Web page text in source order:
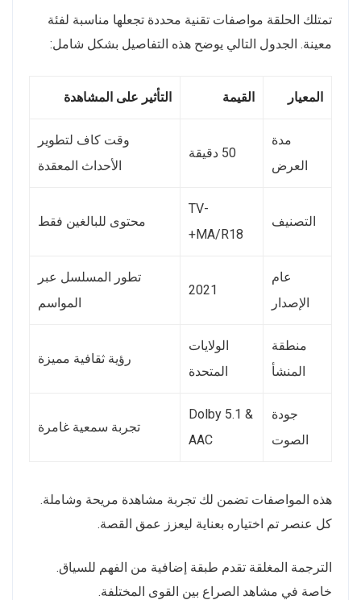
تمتلك الحلقة مواصفات تقنية محددة تجعلها مناسبة لفئة
معينة. الجدول التالي يوضح هذه التفاصيل بشكل شامل:
المعيار القيمة التأثير على المشاهدة
مدة
العرض
50 دقيقة
وقت كاف لتطوير
الأحداث المعقدة
التصنيف
TV-
MA/R18+
محتوى للبالغين فقط
عام
الإصدار
2021
تطور المسلسل عبر
المواسم
منطقة
المنشأ
الولايات
المتحدة
رؤية ثقافية مميزة
جودة
الصوت
Dolby 5.1 &
AAC
تجربة سمعية غامرة
هذه المواصفات تضمن لك تجربة مشاهدة مريحة وشاملة.
كل عنصر تم اختياره بعناية ليعزز عمق القصة.
الترجمة المغلقة تقدم طبقة إضافية من الفهم للسياق.
خاصة في مشاهد الصراع بين القوى المختلفة.